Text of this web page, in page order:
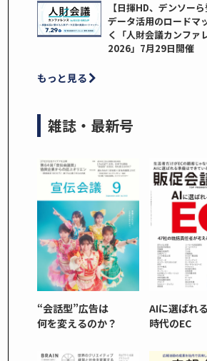
【日揮HD、デンソー
データ活用のロードマ
く「人財会議カンファ
2026」7月29日開催
もっと見る
雑誌・最新号
“会話型”広告は
何を変えるのか？
AIに選ばれる
時代のEC